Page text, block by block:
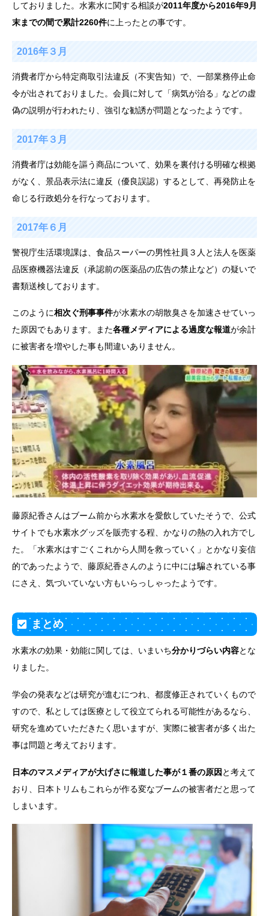
しておりました。水素水に関する相談が2011年度から2016年9月
末までの間で累計2260件に上ったとの事です。
2016年３月
消費者庁から特定商取引法違反（不実告知）で、一部業務停止命
令が出されておりました。会員に対して「病気が治る」などの虚
偽の説明が行われたり、強引な勧誘が問題となったようです。
2017年３月
消費者庁は効能を謳う商品について、効果を裏付ける明確な根拠
がなく、景品表示法に違反（優良誤認）するとして、再発防止を
命じる行政処分を行なっております。
2017年６月
警視庁生活環境課は、食品スーパーの男性社員３人と法人を医薬
品医療機器法違反（承認前の医薬品の広告の禁止など）の疑いで
書類送検しております。
このように相次ぐ刑事事件が水素水の胡散臭さを加速させていっ
た原因でもあります。また各種メディアによる過度な報道が余計
に被害者を増やした事も間違いありません。
藤原紀香さんはブーム前から水素水を愛飲していたそうで、公式
サイトでも水素水グッズを販売する程、かなりの熱の入れ方でし
た。「水素水はすごくこれから人間を救っていく」とかなり妄信
的であったようで、藤原紀香さんのように中には騙されている事
にさえ、気づいていない方もいらっしゃったようです。
まとめ
水素水の効果・効能に関しては、いまいち分かりづらい内容とな
りました。
学会の発表などは研究が進むにつれ、都度修正されていくもので
すので、私としては医療として役立てられる可能性があるなら、
研究を進めていただきたく思いますが、実際に被害者が多く出た
事は問題と考えております。
日本のマスメディアが大げさに報道した事が１番の原因と考えて
おり、日本トリムもこれらが作る変なブームの被害者だと思って
しまいます。